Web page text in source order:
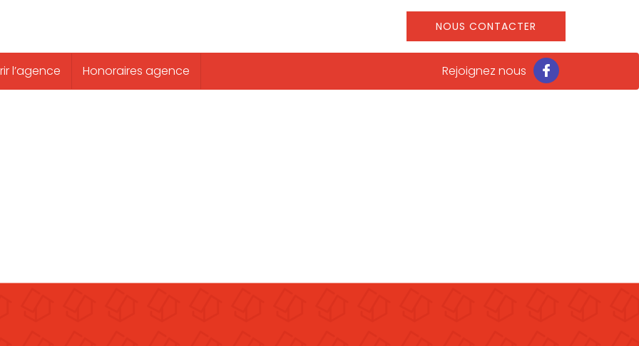
NOUS CONTACTER
l’agence Honoraires agence Rejoignez nous